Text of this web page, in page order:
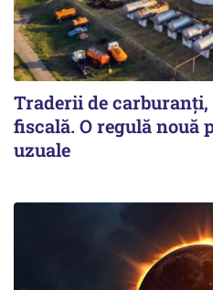
Traderii de
fiscală. O regulă nouă
uzuale